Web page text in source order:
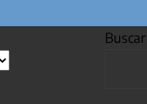
Buscar